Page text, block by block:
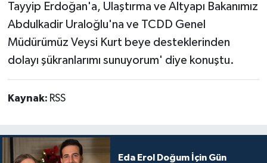
Tayyip Erdoğan'a, Ulaştırma ve Altyapı Bakanımız
Abdulkadir Uraloğlu'na ve TCDD Genel
Müdürümüz Veysi Kurt beye desteklerinden
dolayı şükranlarımı sunuyorum' diye konuştu.
Kaynak: RSS
Eda Erol Doğum İçin Gün